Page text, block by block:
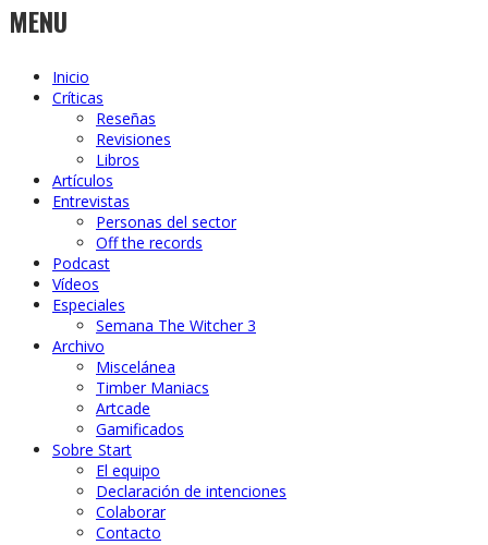
MENU
Inicio
Críticas
Reseñas
Revisiones
Libros
Artículos
Entrevistas
Personas del sector
Off the records
Podcast
Vídeos
Especiales
Semana The Witcher 3
Archivo
Miscelánea
Timber Maniacs
Artcade
Gamificados
Sobre Start
El equipo
Declaración de intenciones
Colaborar
Contacto